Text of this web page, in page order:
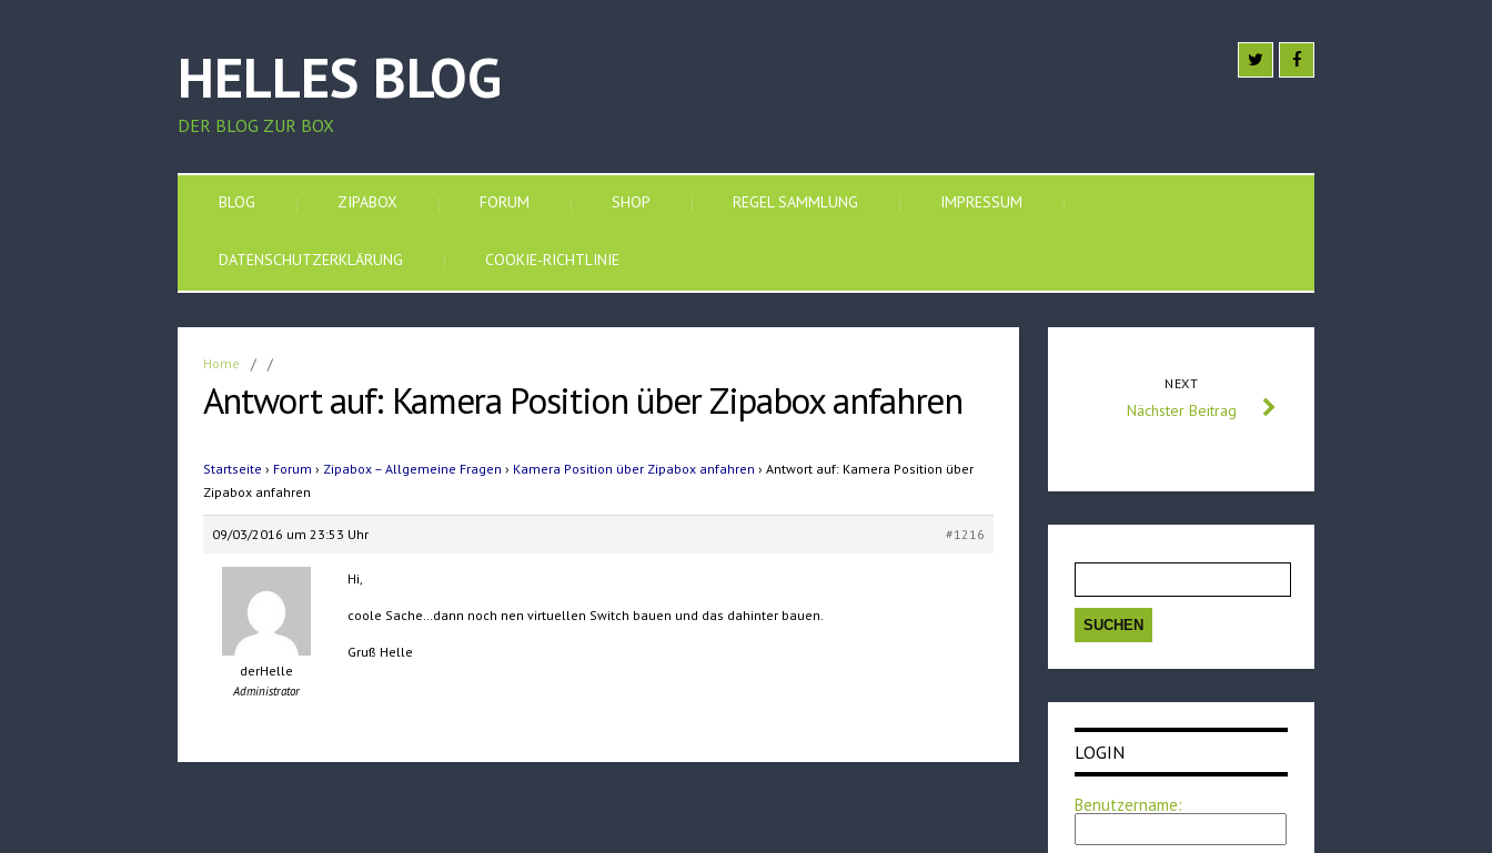
HELLES BLOG
DER BLOG ZUR BOX
BLOG ZIPABOX FORUM SHOP REGEL SAMMLUNG IMPRESSUM
DATENSCHUTZERKLÄRUNG COOKIE-RICHTLINIE
Home / /
Antwort auf: Kamera Position über Zipabox anfahren
Startseite › Forum › Zipabox – Allgemeine Fragen › Kamera Position über Zipabox anfahren › Antwort auf: Kamera Position über
Zipabox anfahren
09/03/2016 um 23:53 Uhr #1216
derHelle
Administrator
Hi,
coole Sache…dann noch nen virtuellen Switch bauen und das dahinter bauen.
Gruß Helle
NEXT
Nächster Beitrag
nach:
LOGIN
Benutzername: